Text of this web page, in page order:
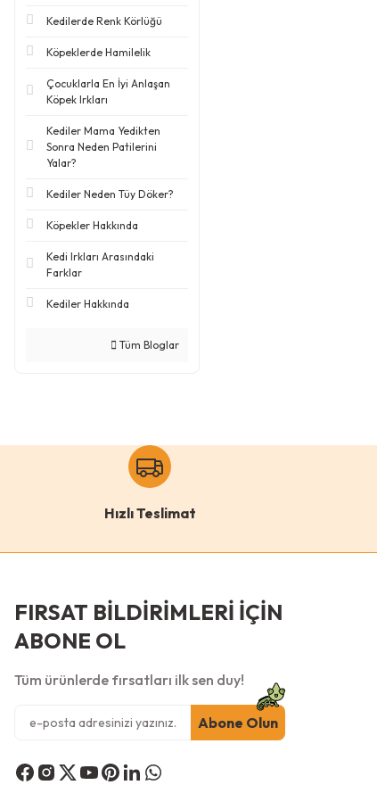
Kedilerde Renk Körlüğü
Köpeklerde Hamilelik
Çocuklarla En İyi Anlaşan
Köpek Irkları
Kediler Mama Yedikten
Sonra Neden Patilerini
Yalar?
Kediler Neden Tüy Döker?
Köpekler Hakkında
Kedi Irkları Arasındaki
Farklar
Kediler Hakkında
Tüm Bloglar
Hızlı Teslimat
FIRSAT BİLDİRİMLERİ İÇİN
ABONE OL
Tüm ürünlerde fırsatları ilk sen duy!
Abone Olun